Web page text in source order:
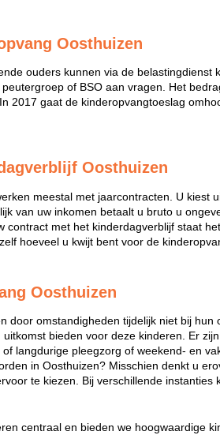
Oosthuizen
ouders kunnen via de belastingdienst
of BSO aan vragen. Het
2017 gaat de kinderopvangtoeslag
Oosthuizen
meestal met jaarcontracten. U kiest
van uw inkomen betaalt u bruto u
contract met het kinderdagverblijf staat
hoeveel u kwijt bent voor de
Oosthuizen
door omstandigheden tijdelijk niet bij
uitkomst bieden voor deze kinderen. Er
langdurige pleegzorg of weekend- en
in Oosthuizen? Misschien denkt u
te kiezen. Bij verschillende instanties
centraal en bieden we hoogwaardige